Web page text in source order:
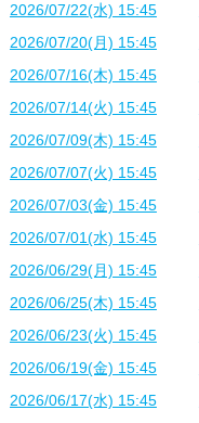
2026/07/22(水) 15:45
2026/07/20(月) 15:45
2026/07/16(木) 15:45
2026/07/14(火) 15:45
2026/07/09(木) 15:45
2026/07/07(火) 15:45
2026/07/03(金) 15:45
2026/07/01(水) 15:45
2026/06/29(月) 15:45
2026/06/25(木) 15:45
2026/06/23(火) 15:45
2026/06/19(金) 15:45
2026/06/17(水) 15:45